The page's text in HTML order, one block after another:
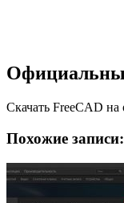
Скачать FreeCAD
Похожие записи: